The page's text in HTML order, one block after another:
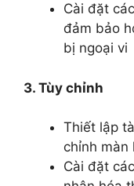
Cài đặt
đảm bảo
bị ngoại vi
3. Tùy chỉnh
Thiết lập
chỉnh màn
Cài đặt